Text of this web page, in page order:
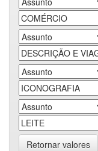
Retornar valores